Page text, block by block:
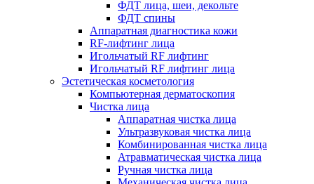
ФДТ лица, шеи, декольте
ФДТ спины
Аппаратная диагностика кожи
RF-лифтинг лица
Игольчатый RF лифтинг
Игольчатый RF лифтинг лица
Эстетическая косметология
Компьютерная дерматоскопия
Чистка лица
Аппаратная чистка лица
Ультразвуковая чистка лица
Комбинированная чистка лица
Атравматическая чистка лица
Ручная чистка лица